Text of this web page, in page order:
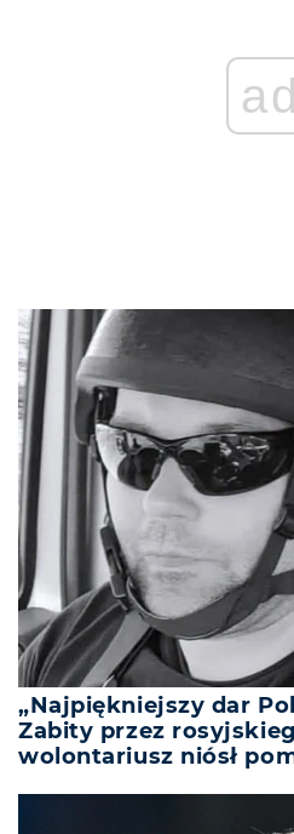
ad
„Najpiękniejszy dar
Zabity przez
wolontariusz niósł